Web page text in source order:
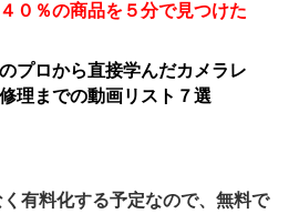
０％の商品を５分で見つけた
プロから直接学んだカメラレ
理までの動画リスト７選
有料化する予定なので、無料で